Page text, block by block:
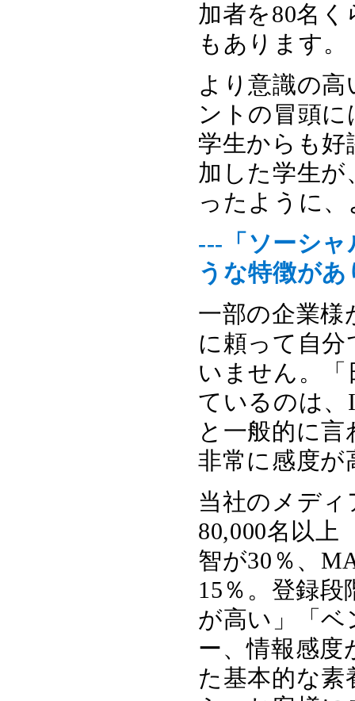
加者を80名
もあります。
より意識の
ントの冒頭
学生からも好
加した学生
ったように
---「ソーシ
うな特徴が
一部の企業様
に頼って自
いません。
ているのは
と一般的に
非常に感度が
当社のメディ
80,000名以上
智が30％、
15％。登録
が高い」「
ー、情報感度
た基本的な